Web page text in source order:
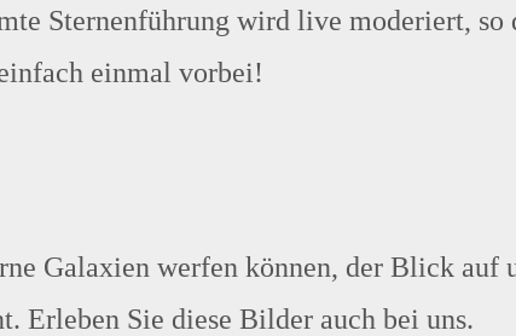
Sternenführung wird live moderiert,
einmal vorbei!
Galaxien werfen können, der Blick auf
Erleben Sie diese Bilder auch bei uns.